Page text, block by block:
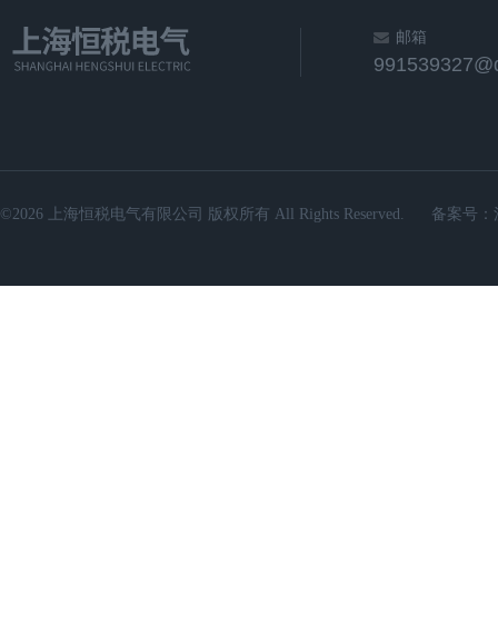
邮箱
©2026 上海恒税电气有限公司 版权所有 All Rights Reserved. 备案号：